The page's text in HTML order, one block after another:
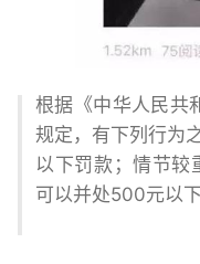
根据《中华人民共
规定，有下列行为
以下罚款；情节较
可以并处500元以下